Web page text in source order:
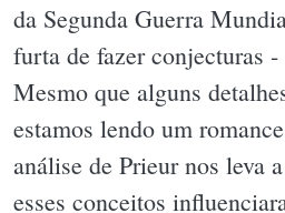
da Segunda Guerra
furta de fazer conjecturas
Mesmo que alguns
estamos lendo um
análise de Prieur nos leva
esses conceitos